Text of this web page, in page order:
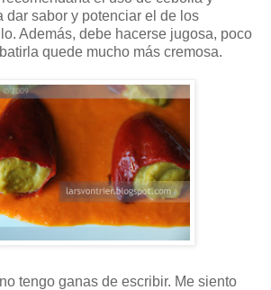
dar sabor y potenciar el de los
Además, debe hacerse jugosa, poco
quede mucho más cremosa.
tengo ganas de escribir. Me siento